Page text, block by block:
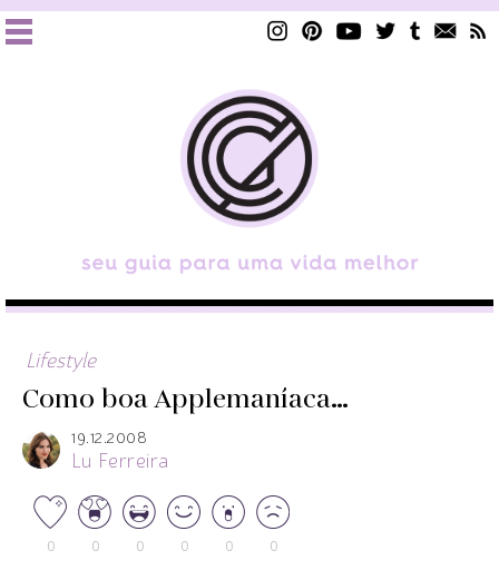
Lifestyle
Como boa Applemaníaca…
19.12.2008
Lu Ferreira
0 0 0 0 0 0